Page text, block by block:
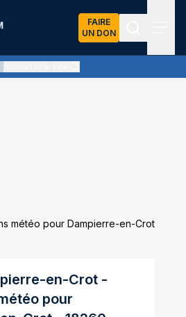
FAIRE
UN DON
nuageux - les éclaircies dominent
météo pour Dampierre-en-Crot
en-Crot-
pour